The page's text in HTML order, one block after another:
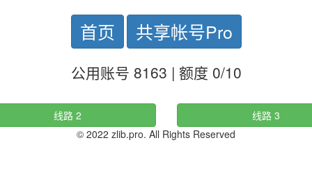
首页 共享帐号Pro
公用账号 8163 | 额度 0/10
线路 2
线路 3
© 2022 zlib.pro. All Rights Reserved